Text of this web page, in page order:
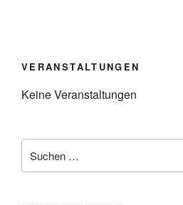
VERANSTALTUNGEN
Keine Veranstaltungen
nach: